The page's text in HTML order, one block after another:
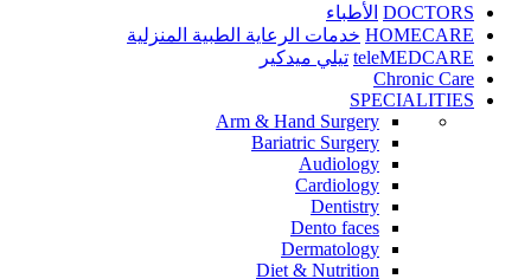
DOCTORS الأطباء
HOMECARE خدمات الرعاية الطبية المنزلية
teleMEDCARE تيلي ميدكير
Chronic Care
SPECIALITIES
Arm & Hand Surgery
Bariatric Surgery
Audiology
Cardiology
Dentistry
Dento faces
Dermatology
Diet & Nutrition